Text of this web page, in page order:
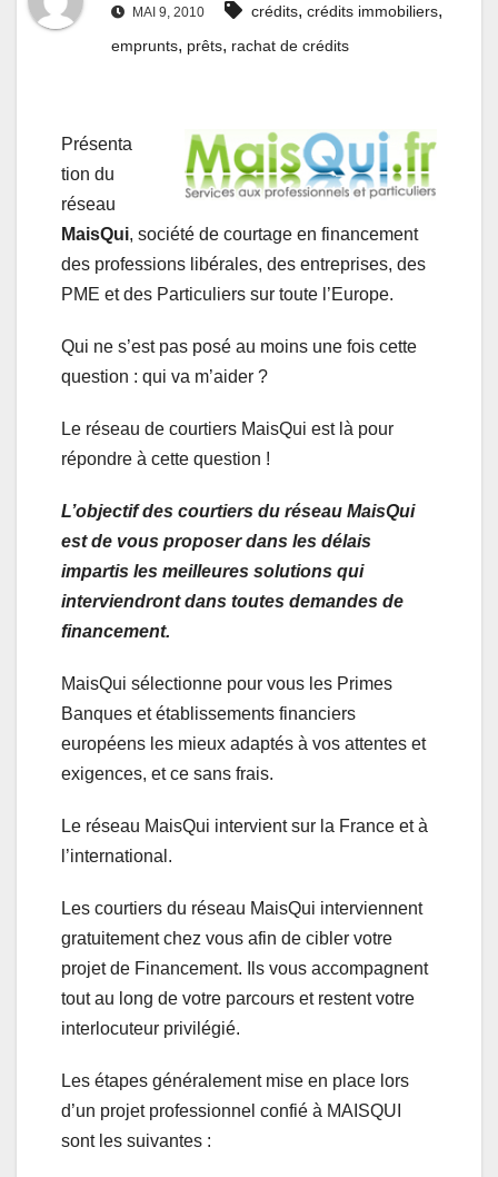
MAI 9, 2010 crédits, crédits immobiliers,
emprunts, prêts, rachat de crédits
Présenta
tion du
réseau
MaisQui, société de courtage en financement
des professions libérales, des entreprises, des
PME et des Particuliers sur toute l’Europe.
Qui ne s’est pas posé au moins une fois cette
question : qui va m’aider ?
Le réseau de courtiers MaisQui est là pour
répondre à cette question !
L’objectif des courtiers du réseau MaisQui
est de vous proposer dans les délais
impartis les meilleures solutions qui
interviendront dans toutes demandes de
financement.
MaisQui sélectionne pour vous les Primes
Banques et établissements financiers
européens les mieux adaptés à vos attentes et
exigences, et ce sans frais.
Le réseau MaisQui intervient sur la France et à
l’international.
Les courtiers du réseau MaisQui interviennent
gratuitement chez vous afin de cibler votre
projet de Financement. Ils vous accompagnent
tout au long de votre parcours et restent votre
interlocuteur privilégié.
Les étapes généralement mise en place lors
d’un projet professionnel confié à MAISQUI
sont les suivantes :